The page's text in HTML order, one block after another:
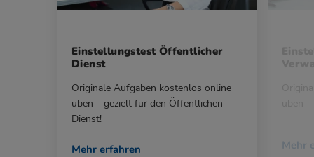
Einstellungstest Öffentlicher
Dienst
Originale Aufgaben kostenlos online
üben – gezielt für den Öffentlichen
Dienst!
Mehr erfahren Mehr